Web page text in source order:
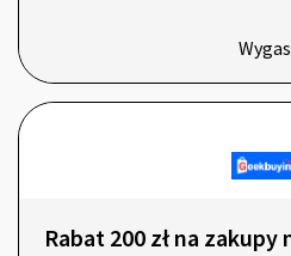
Rabat 200 zł na zakupy